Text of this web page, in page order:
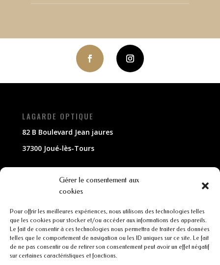
Gérer le consentement aux
cookies
Pour offrir les meilleures expériences, nous utilisons des technologies telles
que les cookies pour stocker et/ou accéder aux informations des appareils.
Le fait de consentir à ces technologies nous permettra de traiter des données
telles que le comportement de navigation ou les ID uniques sur ce site. Le fait
de ne pas consentir ou de retirer son consentement peut avoir un effet négatif
sur certaines caractéristiques et fonctions.
LAGARDE OPTIQUE
82 B Boulevard Jean jaures
37300 Joué-lès-Tours
02 47 63 79 33
contact@lagarde-optique.fr
INFORMATIONS
Mentions légales